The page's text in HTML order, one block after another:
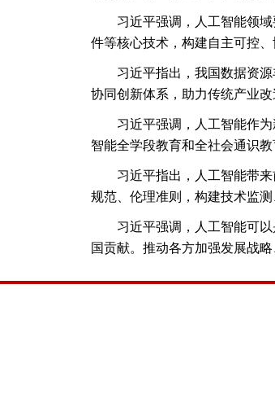
习近平强调，人工智能领
件等核心技术，构建自主可控
习近平指出，我国数据资
协同创新体系，助力传统产业
习近平强调，人工智能作
智能全学段教育和全社会通识
习近平指出，人工智能带
规范、伦理准则，构建技术监
习近平强调，人工智能可
国贡献。推动各方加强发展战